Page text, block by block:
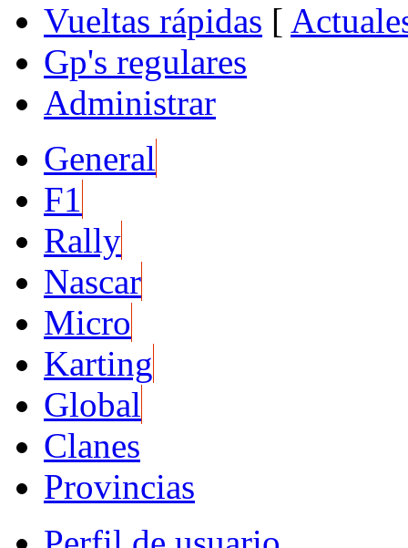
Vueltas rápidas [
Gp's regulares
Administrar
General
F1
Rally
Nascar
Micro
Karting
Global
Clanes
Provincias